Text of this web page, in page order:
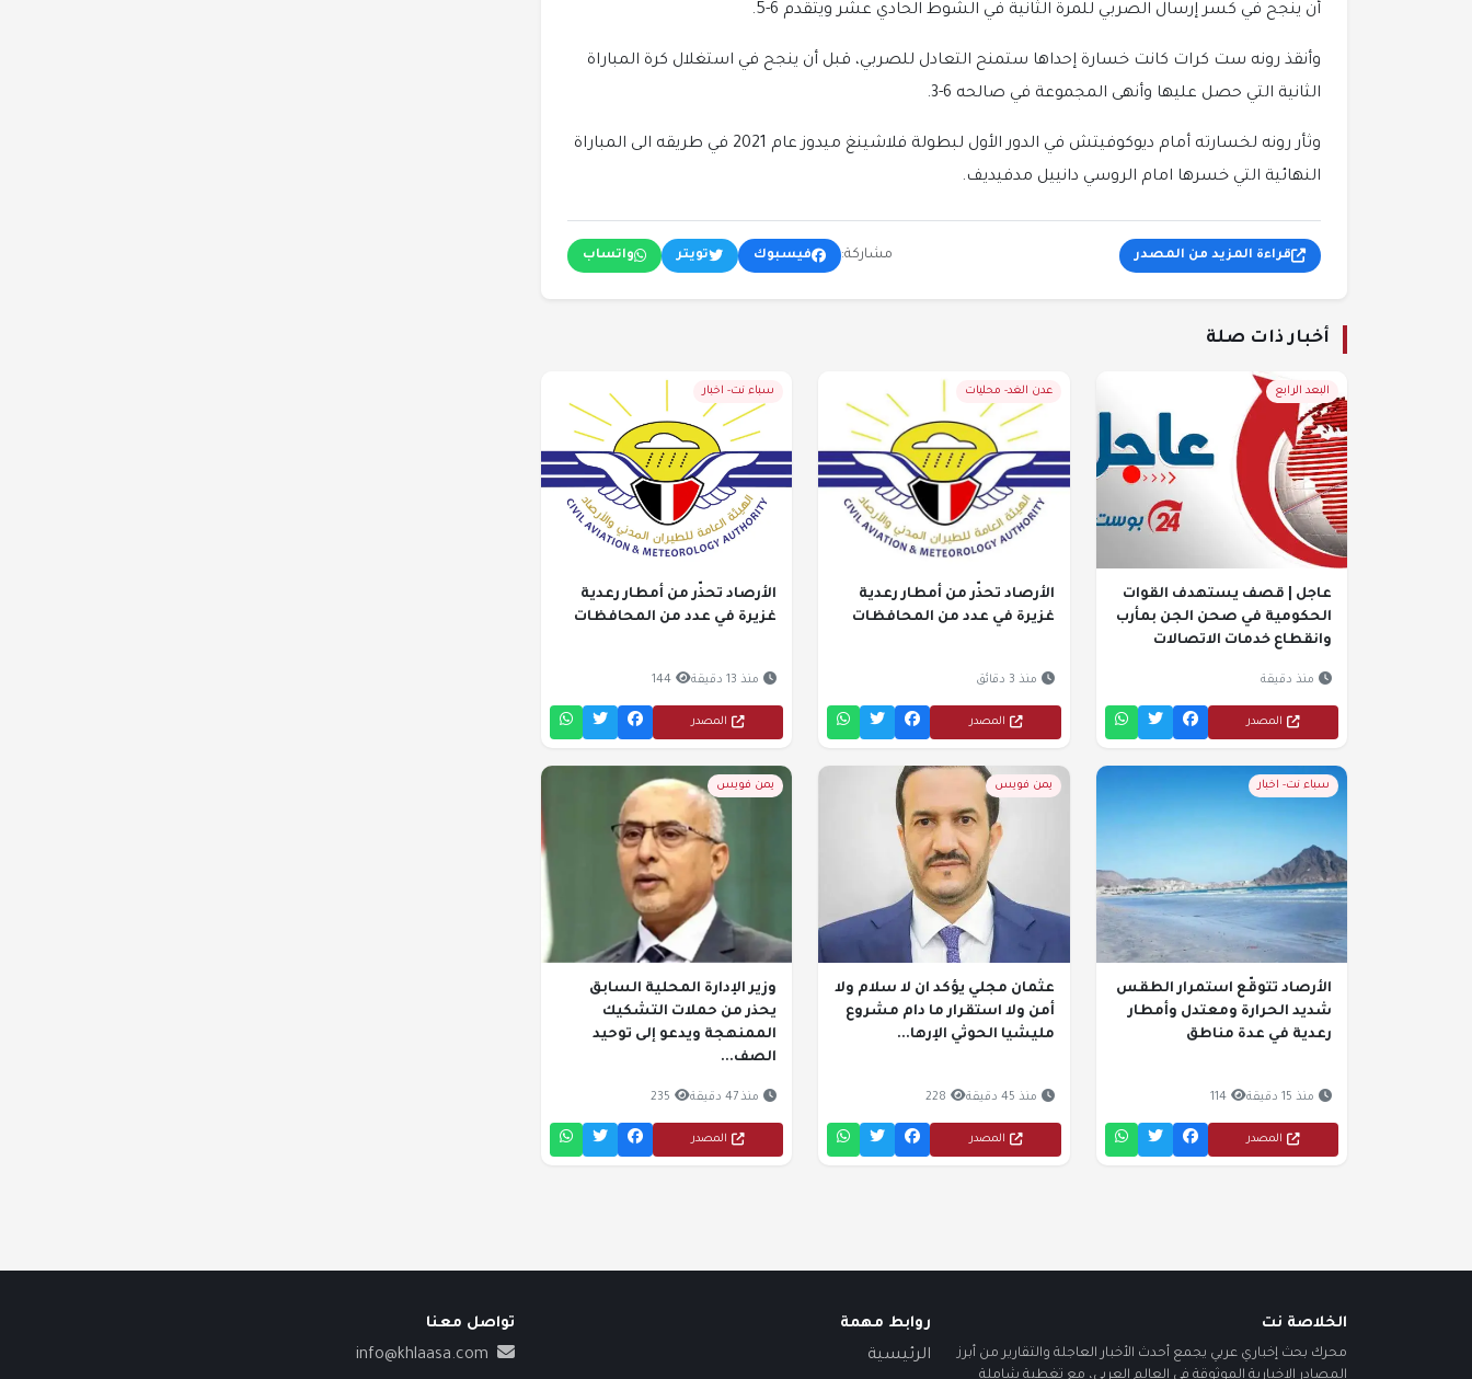
أن ينجح في كسر إرسال الصربي للمرة الثانية في الشوط الحادي عشر ويتقدم 6-5.
وأنقذ رونه ست كرات كانت خسارة إحداها ستمنح التعادل للصربي، قبل أن ينجح في استغلال كرة المباراة
الثانية التي حصل عليها وأنهى المجموعة في صالحه 6-3.
وثأر رونه لخسارته أمام ديوكوفيتش في الدور الأول لبطولة فلاشينغ ميدوز عام 2021 في طريقه الى المباراة
النهائية التي خسرها امام الروسي دانييل مدفيديف.
قراءة المزيد من المصدر مشاركة: فيسبوك تويتر واتساب
أخبار ذات صلة
البعد الرابع
عاجل | قصف يستهدف القوات
الحكومية في صحن الجن بمأرب
وانقطاع خدمات الاتصالات
منذ دقيقة
المصدر
عدن الغد- محليات
الأرصاد تحذّر من أمطار رعدية
غزيرة في عدد من المحافظات
منذ 3 دقائق
المصدر
سباء نت- اخبار
الأرصاد تحذّر من أمطار رعدية
غزيرة في عدد من المحافظات
منذ 13 دقيقة 144
المصدر
سباء نت- اخبار
الأرصاد تتوقّع استمرار الطقس
شديد الحرارة ومعتدل وأمطار
رعدية في عدة مناطق
منذ 15 دقيقة 114
المصدر
يمن فويس
عثمان مجلي يؤكد ان لا سلام ولا
أمن ولا استقرار ما دام مشروع
مليشيا الحوثي الإرها...
منذ 45 دقيقة 228
المصدر
يمن فويس
وزير الإدارة المحلية السابق
يحذر من حملات التشكيك
الممنهجة ويدعو إلى توحيد
الصف...
منذ 47 دقيقة 235
المصدر
الخلاصة نت
محرك بحث إخباري عربي يجمع أحدث الأخبار العاجلة والتقارير من أبرز
روابط مهمة
الرئيسية
تواصل معنا
info@khlaasa.com